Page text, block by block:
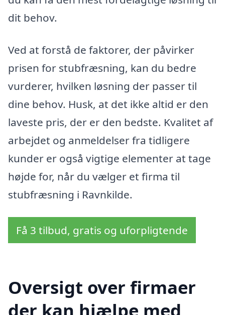
dit behov.
Ved at forstå de faktorer, der påvirker
prisen for stubfræsning, kan du bedre
vurderer, hvilken løsning der passer til
dine behov. Husk, at det ikke altid er den
laveste pris, der er den bedste. Kvalitet af
arbejdet og anmeldelser fra tidligere
kunder er også vigtige elementer at tage
højde for, når du vælger et firma til
stubfræsning i Ravnkilde.
Få 3 tilbud, gratis og uforpligtende
Oversigt over firmaer
der kan hjælpe med